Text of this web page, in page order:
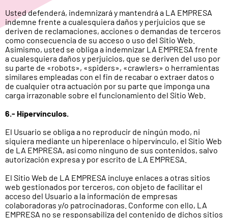
Usted defenderá, indemnizará y mantendrá a LA EMPRESA
indemne frente a cualesquiera daños y perjuicios que se
deriven de reclamaciones, acciones o demandas de terceros
como consecuencia de su acceso o uso del Sitio Web.
Asimismo, usted se obliga a indemnizar LA EMPRESA frente
a cualesquiera daños y perjuicios, que se deriven del uso por
su parte de «robots», «spiders», «crawlers» o herramientas
similares empleadas con el fin de recabar o extraer datos o
de cualquier otra actuación por su parte que imponga una
carga irrazonable sobre el funcionamiento del Sitio Web.
6.- Hipervínculos.
El Usuario se obliga a no reproducir de ningún modo, ni
siquiera mediante un hiperenlace o hipervínculo, el Sitio Web
de LA EMPRESA, así como ninguno de sus contenidos, salvo
autorización expresa y por escrito de LA EMPRESA.
El Sitio Web de LA EMPRESA incluye enlaces a otras sitios
web gestionados por terceros, con objeto de facilitar el
acceso del Usuario a la información de empresas
colaboradoras y/o patrocinadoras. Conforme con ello, LA
EMPRESA no se responsabiliza del contenido de dichos sitios